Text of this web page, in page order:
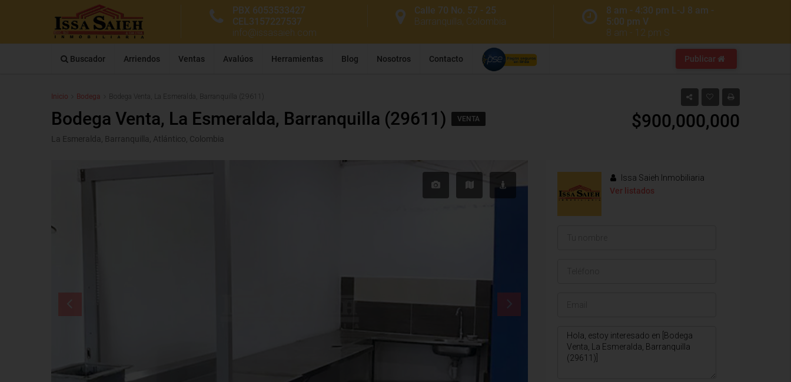
8 am - 4:30 pm L-J 8 am -
5:00 pm V
8 am - 12 pm S
Calle 70 No. 57 - 25
Barranquilla, Colombia
PBX 6053533427
CEL3157227537
info@issasaieh.com
Buscador Arriendos Ventas Avalúos Herramientas Blog Nosotros Contacto Publicar
Inicio Bodega Bodega Venta, La Esmeralda, Barranquilla (29611)
Bodega Venta, La Esmeralda, Barranquilla (29611) VENTA
La Esmeralda, Barranquilla, Atlántico, Colombia
$900,000,000
Issa Saieh Inmobiliaria
Ver listados